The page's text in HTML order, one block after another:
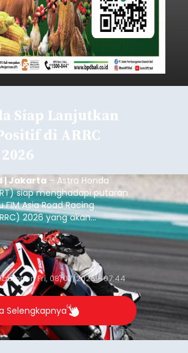
Siap Lanjutkan
di ARRC
| Jakarta – Astra Honda
siap menghadapi putaran
Asia Road Racing
2026 yang akan
Mandalika
Lombok, Nusa Tenggara
2026.
onFri, 08/07/2026 - 07:44
Selengkapnya